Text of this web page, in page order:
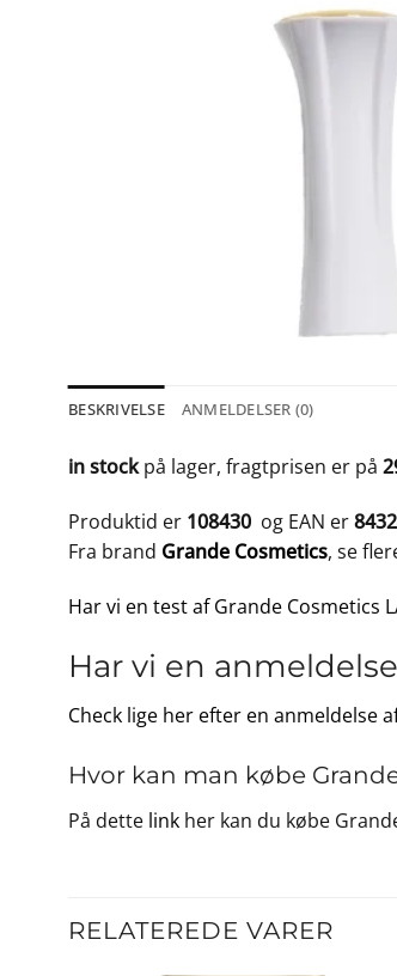
BESKRIVELSE ANMELDELSER (0)
in stockpå lager, fragtprisen er på
Produktid er 108430 og EAN er
Fra brand Grande Cosmetics, se
Har vi en test af Grande Cosmetics
Har vi en
Check lige her efter en anmeldelse
Hvor kan man købe
På dette link her kan du købe
RELATEREDE VARER